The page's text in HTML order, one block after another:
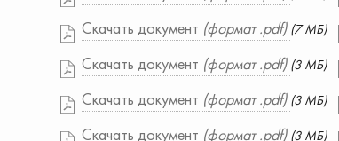
Скачать документ (формат .pdf) (7 МБ)
Скачать документ (формат .pdf) (3 МБ)
Скачать документ (формат .pdf) (3 МБ)
Скачать документ (формат .pdf) (3 МБ)